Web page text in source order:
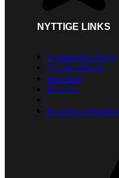
NYTTIGE LINKS
Cykelbutik i Vejle
Cykelværksted
Historien
Kontakt
Handelsbetingelser